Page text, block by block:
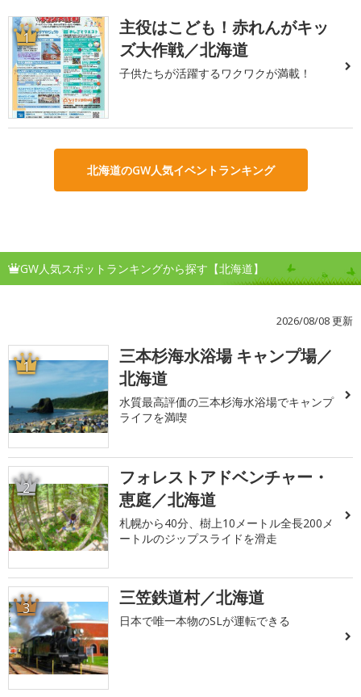
1
主役はこども！赤れんがキッ
ズ大作戦／北海道
子供たちが活躍するワクワクが満載！
北海道のGW人気イベントランキング
GW人気スポットランキングから探す【北海道】
2026/08/08 更新
1
三本杉海水浴場 キャンプ場／
北海道
水質最高評価の三本杉海水浴場でキャンプ
ライフを満喫
2
フォレストアドベンチャー・
恵庭／北海道
札幌から40分、樹上10メートル全長200メ
ートルのジップスライドを滑走
3 三笠鉄道村／北海道
日本で唯一本物のSLが運転できる